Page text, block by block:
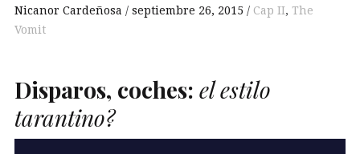
Nicanor Cardeñosa septiembre 26, 2015 Cap II, The
Vomit
Disparos, coches: el estilo
tarantino?